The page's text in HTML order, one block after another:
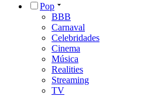
Pop
BBB
Carnaval
Celebridades
Cinema
Música
Realities
Streaming
TV